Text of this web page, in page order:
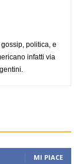
politica, e
infatti via
MI PIACE